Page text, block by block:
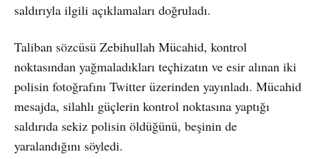
saldırıyla ilgili açıklamaları doğruladı.
Taliban sözcüsü Zebihullah Mücahid, kontrol
noktasından yağmaladıkları teçhizatın ve esir alınan iki
polisin fotoğrafını Twitter üzerinden yayınladı. Mücahid
mesajda, silahlı güçlerin kontrol noktasına yaptığı
saldırıda sekiz polisin öldüğünü, beşinin de
yaralandığını söyledi.